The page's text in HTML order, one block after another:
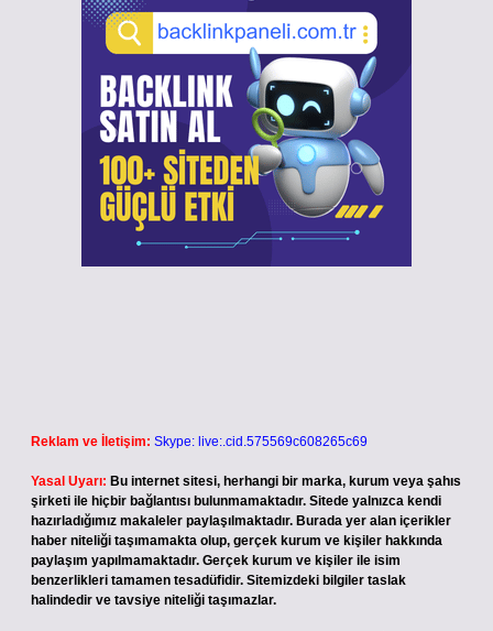
Reklam ve İletişim: Skype: live:.cid.575569c608265c69
Yasal Uyarı: Bu internet sitesi, herhangi bir marka, kurum veya şahıs
şirketi ile hiçbir bağlantısı bulunmamaktadır. Sitede yalnızca kendi
hazırladığımız makaleler paylaşılmaktadır. Burada yer alan içerikler
haber niteliği taşımamakta olup, gerçek kurum ve kişiler hakkında
paylaşım yapılmamaktadır. Gerçek kurum ve kişiler ile isim
benzerlikleri tamamen tesadüfidir. Sitemizdeki bilgiler taslak
halindedir ve tavsiye niteliği taşımazlar.